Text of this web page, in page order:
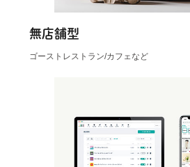
無店舗型
ゴーストレストラン/カフェなど